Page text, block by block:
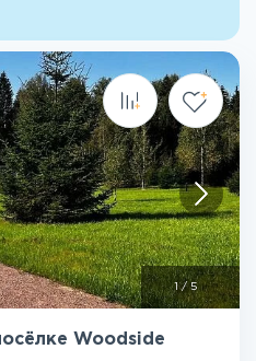
1/5
Woodside